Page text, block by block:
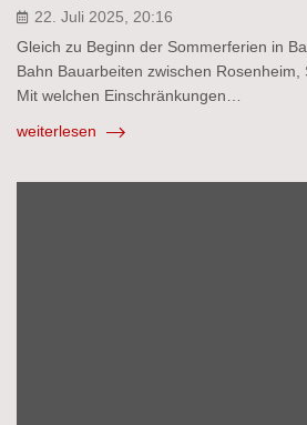
22. Juli 2025, 20:16
Gleich zu Beginn der Sommerferien in
Bahn Bauarbeiten zwischen Rosenheim,
Mit welchen Einschränkungen…
weiterlesen